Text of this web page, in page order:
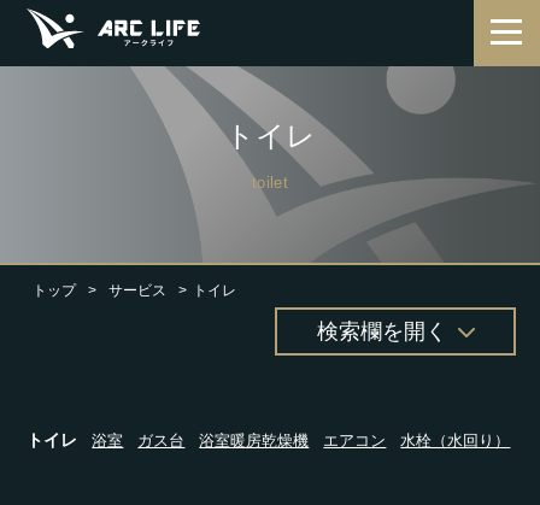
トップ サービス トイレ
トイレ
toilet
検索欄を開く
トイレ 浴室 ガス台 浴室暖房乾燥機 エアコン 水栓（水回り）